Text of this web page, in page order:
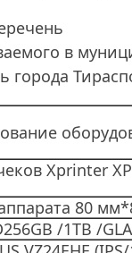
в
города
Xprinter
80
/1TB /